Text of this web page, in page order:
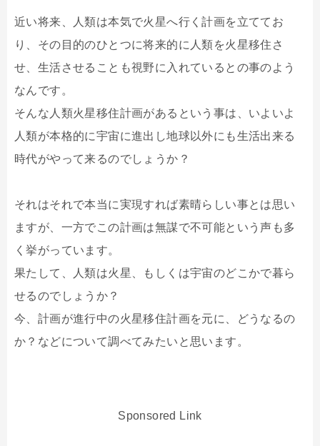
近い将来、人類は本気で火星へ行く計画を立ててお
り、その目的のひとつに将来的に人類を火星移住さ
せ、生活させることも視野に入れているとの事のよう
なんです。
そんな人類火星移住計画があるという事は、いよいよ
人類が本格的に宇宙に進出し地球以外にも生活出来る
時代がやって来るのでしょうか？
それはそれで本当に実現すれば素晴らしい事とは思い
ますが、一方でこの計画は無謀で不可能という声も多
く挙がっています。
果たして、人類は火星、もしくは宇宙のどこかで暮ら
せるのでしょうか？
今、計画が進行中の火星移住計画を元に、どうなるの
か？などについて調べてみたいと思います。
Sponsored Link